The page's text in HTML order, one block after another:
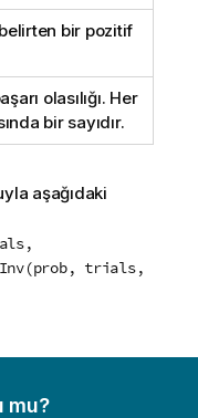
belirten bir pozitif
olasılığı. Her
bir sayıdır.
aşağıdaki
trials,
mu?